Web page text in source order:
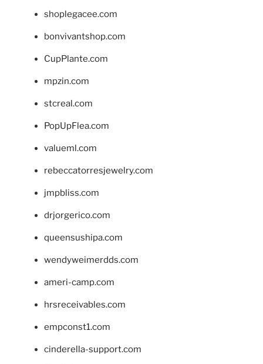
shoplegacee.com
bonvivantshop.com
CupPlante.com
mpzin.com
stcreal.com
PopUpFlea.com
valueml.com
rebeccatorresjewelry.com
jmpbliss.com
drjorgerico.com
queensushipa.com
wendyweimerdds.com
ameri-camp.com
hrsreceivables.com
empconst1.com
cinderella-support.com